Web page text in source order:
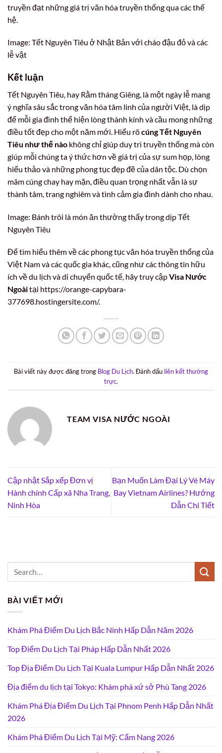
truyền đạt những giá trị văn hóa truyền thống qua các thế
hệ.
Image: Tết Nguyên Tiêu ở Nhật Bản với cháo đậu đỏ và các
lễ vật
Kết luận
Tết Nguyên Tiêu, hay Rằm tháng Giêng, là một ngày lễ mang
ý nghĩa sâu sắc trong văn hóa tâm linh của người Việt, là dịp
để mỗi gia đình thể hiện lòng thành kính và cầu mong những
điều tốt đẹp cho một năm mới. Hiểu rõcúng Tết Nguyên
Tiêu như thế nào không chỉ giúp duy trì truyền thống mà còn
giúp mỗi chúng ta ý thức hơn về giá trị của sự sum họp, lòng
hiếu thảo và những phong tục đẹp đẽ của dân tộc. Dù chọn
mâm cúng chay hay mặn, điều quan trọng nhất vẫn là sự
thành tâm, trang nghiêm và tình cảm gia đình dành cho nhau.
Image: Bánh trôi là món ăn thường thấy trong dịp Tết
Nguyên Tiêu
Để tìm hiểu thêm về các phong tục văn hóa truyền thống của
Việt Nam và các quốc gia khác, cũng như các thông tin hữu
ích về du lịch và di chuyển quốc tế, hãy truy cậpVisa Nước
Ngoàitại https://orange-capybara-
377698.hostingersite.com/.
Bài viết này được đăng trong Blog Du Lịch. Đánh dấu liên kết thường
trực.
TEAM VISA NƯỚC NGOÀI
Cập nhật Sắp xếp Đơn vị
Hành chính Cấp xã Nha Trang,
Ninh Hòa
Bạn Muốn Làm Đại Lý Vé Máy
Bay Vietnam Airlines? Hướng
Dẫn Chi Tiết
BÀI VIẾT MỚI
Khám Phá Điểm Du Lịch Bắc Ninh Hấp Dẫn Năm 2026
Top Điểm Du Lịch Tại Pháp Hấp Dẫn Nhất 2026
Top Địa Điểm Du Lịch Tại Kuala Lumpur Hấp Dẫn Nhất 2026
Địa điểm du lịch tại Tokyo: Khám phá xứ sở Phù Tang 2026
Khám Phá Địa Điểm Du Lịch Tại Phnom Penh Hấp Dẫn Nhất
2026
Khám Phá Điểm Du Lịch Tại Mỹ: Cẩm Nang 2026